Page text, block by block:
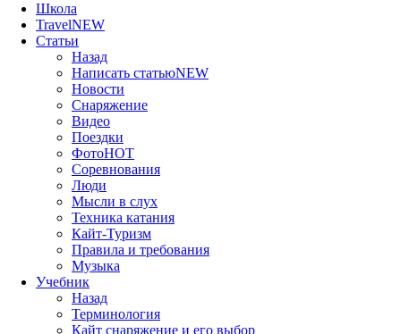
Школа
TravelNEW
Статьи
Назад
Написать статьюNEW
Новости
Снаряжение
Видео
Поездки
ФотоHOT
Соревнования
Люди
Мысли в слух
Техника катания
Кайт-Туризм
Правила и требования
Музыка
Учебник
Назад
Терминология
Кайт снаряжение и его выбор